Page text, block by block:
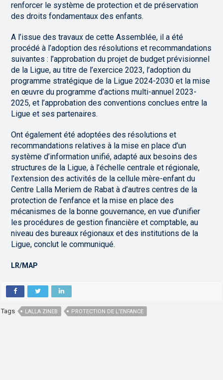
renforcer le système de protection et de préservation
des droits fondamentaux des enfants.
A l’issue des travaux de cette Assemblée, il a été
procédé à l’adoption des résolutions et recommandations
suivantes : l’approbation du projet de budget prévisionnel
de la Ligue, au titre de l’exercice 2023, l’adoption du
programme stratégique de la Ligue 2024-2030 et la mise
en œuvre du programme d’actions multi-annuel 2023-
2025, et l’approbation des conventions conclues entre la
Ligue et ses partenaires.
Ont également été adoptées des résolutions et
recommandations relatives à la mise en place d’un
système d’information unifié, adapté aux besoins des
structures de la Ligue, à l’échelle centrale et régionale,
l’extension des activités de la cellule mère-enfant du
Centre Lalla Meriem de Rabat à d’autres centres de la
protection de l’enfance et la mise en place des
mécanismes de la bonne gouvernance, en vue d’unifier
les procédures de gestion financière et comptable, au
niveau des bureaux régionaux et des institutions de la
Ligue, conclut le communiqué.
LR/MAP
Tags LALLA ZINEB PROTECTION DE L’ENFANCE